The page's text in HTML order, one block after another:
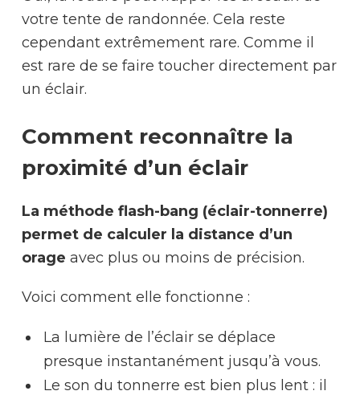
votre tente de randonnée. Cela reste
cependant extrêmement rare. Comme il
est rare de se faire toucher directement par
un éclair.
Comment reconnaître la
proximité d’un éclair
La méthode flash-bang (éclair-tonnerre)
permet de calculer la distance d’un
orage avec plus ou moins de précision.
Voici comment elle fonctionne :
La lumière de l’éclair se déplace
presque instantanément jusqu’à vous.
Le son du tonnerre est bien plus lent : il